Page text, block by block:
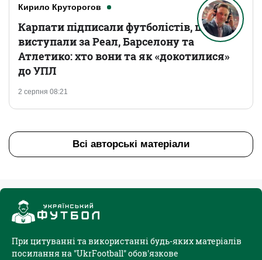
Кирило Круторогов
2 серпня 08:21
Карпати підписали футболістів, що
виступали за Реал, Барселону та
Атлетико: хто вони та як «докотилися»
до УПЛ
Всі авторські матеріали
При цитуванні та використанні будь-яких матеріалів
посилання на "UkrFootball" обов'язкове